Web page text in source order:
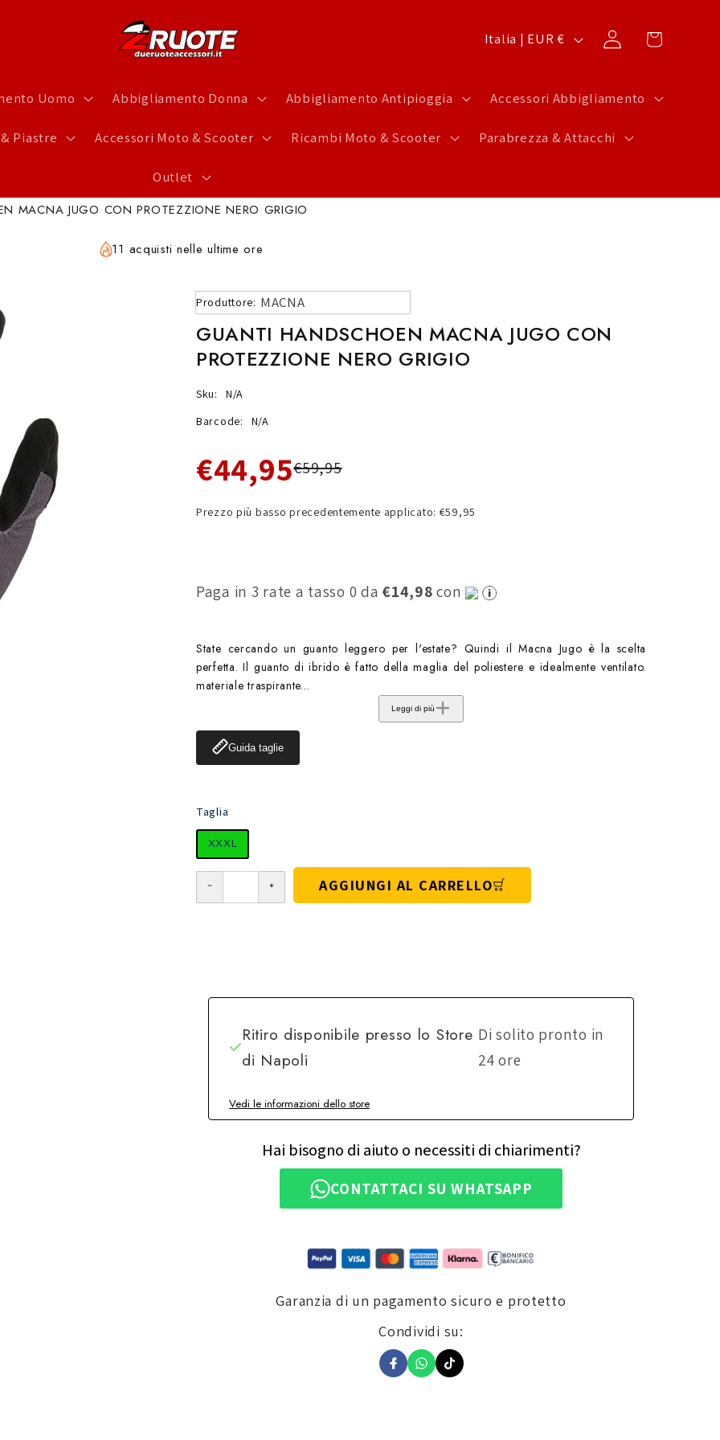
Uomo Abbigliamento Donna Abbigliamento Antipioggia Accessori Abbigliamento
Piastre Accessori Moto & Scooter Ricambi Moto & Scooter Parabrezza & Attacchi
Outlet
e
A
e
c
Italia | EUR € Accedi Carrello
MACNA JUGO CON PROTEZZIONE NERO GRIGIO
11 acquisti nelle ultime ore
Produttore: MACNA
GUANTI HANDSCHOEN MACNA JUGO CON
PROTEZZIONE NERO GRIGIO
Sku:
N/A
Barcode:
N/A
€44,95€59,95
Prezzo più basso precedentemente applicato: €59,95
Paga in 3 rate a tasso 0 da€14,98con
State cercando un guanto leggero per l'estate? Quindi il Macna Jugo è la scelta
perfetta. Il guanto di ibrido è fatto della maglia del poliestere e idealmente ventilato.
materiale traspirante...
Leggi di più
Guida taglie
Taglia
XXXL
AGGIUNGI AL CARRELLO
Ritiro disponibile presso lo Store
di Napoli
Di solito pronto in
24 ore
Vedi le informazioni dello store
Hai bisogno di aiuto o necessiti di chiarimenti?
CONTATTACI SU WHATSAPP
Garanzia di un pagamento sicuro e protetto
Condividi su: